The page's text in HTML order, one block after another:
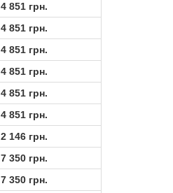
4 851 грн.
4 851 грн.
4 851 грн.
4 851 грн.
4 851 грн.
4 851 грн.
2 146 грн.
7 350 грн.
7 350 грн.